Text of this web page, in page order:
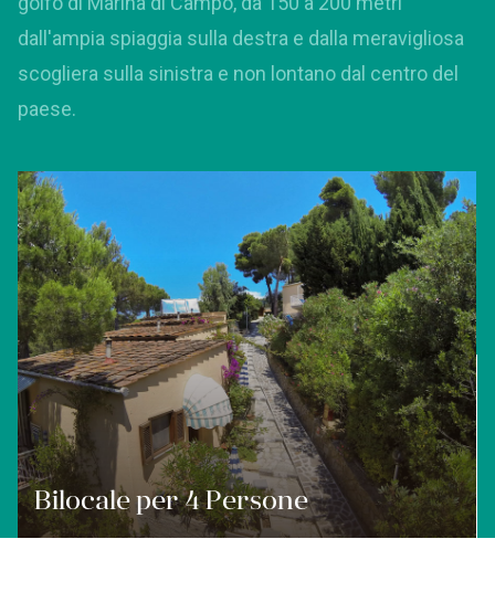
dall'ampia spiaggia sulla destra e dalla meravigliosa
scogliera sulla sinistra e non lontano dal centro del
paese.
Bilocale per 4 Persone